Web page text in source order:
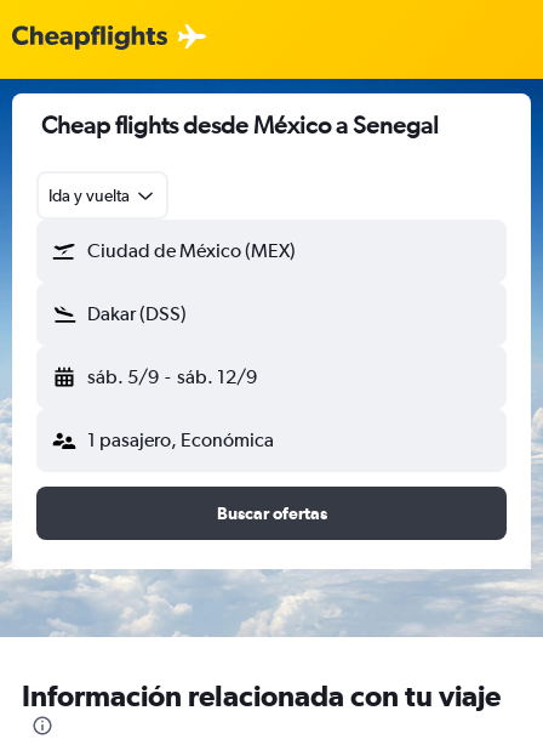
Cheap flights desde México a Senegal
Ida y vuelta
Ciudad de México (MEX)
Dakar (DSS)
sáb. 5/9 - sáb. 12/9
1 pasajero, Económica
Buscar ofertas
Información relacionada con tu viaje